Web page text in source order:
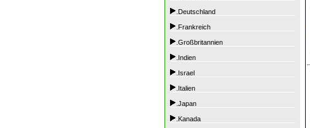
.Deutschland
.Frankreich
.Großbritannien
.Indien
.Israel
.Italien
.Japan
.Kanada